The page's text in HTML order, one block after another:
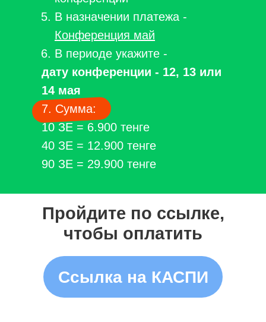
В назначении платежа -
Конференция май
В периоде укажите -
дату конференции - 12, 13 или
14 мая
7. Сумма:
10 ЗЕ = 6.900 тенге
40 ЗЕ = 12.900 тенге
90 ЗЕ = 29.900 тенге
Ссылка на КАСПИ
Пройдите по ссылке,
чтобы оплатить